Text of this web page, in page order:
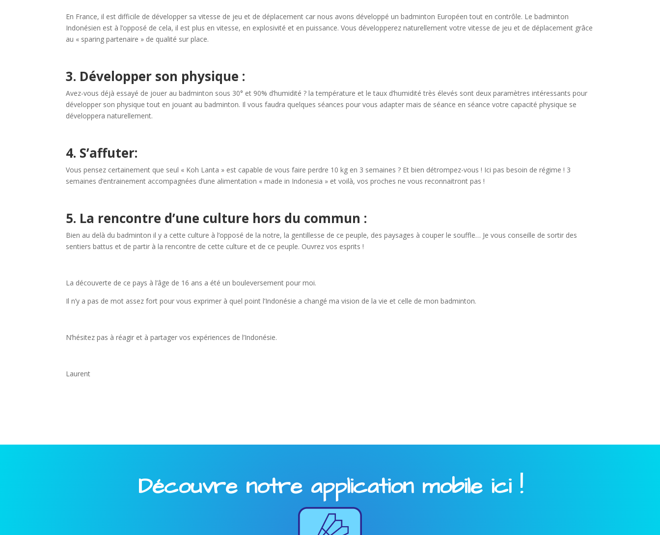
En France, il est difficile de développer sa vitesse de jeu et de déplacement car nous avons développé un badminton Européen tout en contrôle. Le badminton
Indonésien est à l’opposé de cela, il est plus en vitesse, en explosivité et en puissance. Vous développerez naturellement votre vitesse de jeu et de déplacement grâce
au « sparing partenaire » de qualité sur place.
3. Développer son physique :
Avez-vous déjà essayé de jouer au badminton sous 30° et 90% d’humidité ? la température et le taux d’humidité très élevés sont deux paramètres intéressants pour
développer son physique tout en jouant au badminton. Il vous faudra quelques séances pour vous adapter mais de séance en séance votre capacité physique se
développera naturellement.
4. S’affuter:
Vous pensez certainement que seul « Koh Lanta » est capable de vous faire perdre 10 kg en 3 semaines ? Et bien détrompez-vous ! Ici pas besoin de régime ! 3
semaines d’entrainement accompagnées d’une alimentation « made in Indonesia » et voilà, vos proches ne vous reconnaitront pas !
5. La rencontre d’une culture hors du commun :
Bien au delà du badminton il y a cette culture à l’opposé de la notre, la gentillesse de ce peuple, des paysages à couper le souffle… Je vous conseille de sortir des
sentiers battus et de partir à la rencontre de cette culture et de ce peuple. Ouvrez vos esprits !
La découverte de ce pays à l’âge de 16 ans a été un bouleversement pour moi.
Il n’y a pas de mot assez fort pour vous exprimer à quel point l’Indonésie a changé ma vision de la vie et celle de mon badminton.
N’hésitez pas à réagir et à partager vos expériences de l’Indonésie.
Laurent
Découvre notre application mobile ici !